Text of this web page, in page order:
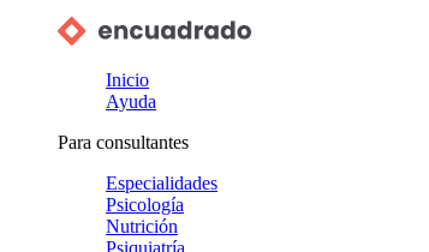
Inicio
Ayuda
Para consultantes
Especialidades
Psicología
Nutrición